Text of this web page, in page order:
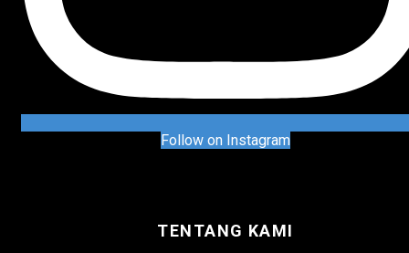
Follow on Instagram
TENTANG KAMI